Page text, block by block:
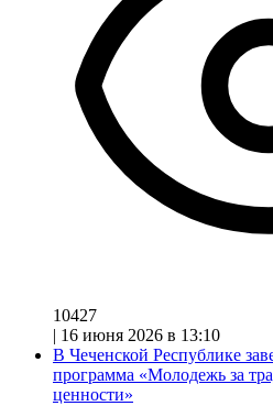
10427
| 16 июня 2026 в 13:10
В Чеченской Республике
программа «Молодежь за
ценности»